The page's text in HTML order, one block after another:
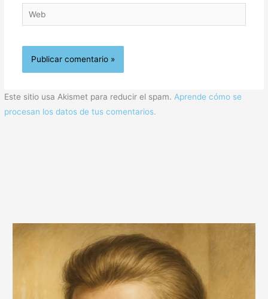
Web
Este sitio usa Akismet para reducir el spam. Aprende cómo se
procesan los datos de tus comentarios.